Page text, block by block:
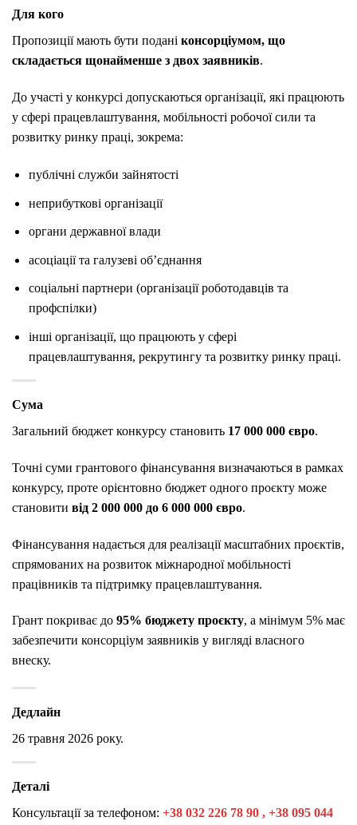
Для кого
Пропозиції мають бути подані консорціумом, що
складається щонайменше з двох заявників.
До участі у конкурсі допускаються організації, які працюють
у сфері працевлаштування, мобільності робочої сили та
розвитку ринку праці, зокрема:
публічні служби зайнятості
неприбуткові організації
органи державної влади
асоціації та галузеві об’єднання
соціальні партнери (організації роботодавців та
профспілки)
інші організації, що працюють у сфері
працевлаштування, рекрутингу та розвитку ринку праці.
Сума
Загальний бюджет конкурсу становить 17 000 000 євро.
Точні суми грантового фінансування визначаються в рамках
конкурсу, проте орієнтовно бюджет одного проєкту може
становити від 2 000 000 до 6 000 000 євро.
Фінансування надається для реалізації масштабних проєктів,
спрямованих на розвиток міжнародної мобільності
працівників та підтримку працевлаштування.
Грант покриває до 95% бюджету проєкту, а мінімум 5% має
забезпечити консорціум заявників у вигляді власного
внеску.
Дедлайн
26 травня 2026 року.
Деталі
Консультації за телефоном: +38 032 226 78 90 , +38 095 044